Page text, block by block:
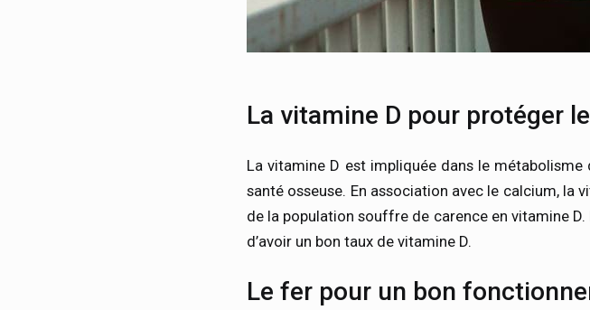
La vitamine D pour protéger
La vitamine D est impliquée dans le
santé osseuse. En association avec le calcium, la
de la population souffre de carence en vitamine
d’avoir un bon taux de vitamine D.
Le fer pour un bon